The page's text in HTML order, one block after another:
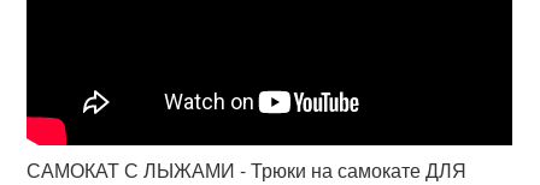
САМОКАТ С ЛЫЖАМИ - Трюки на самокате ДЛЯ